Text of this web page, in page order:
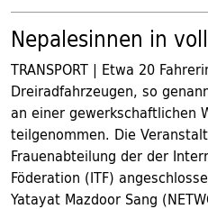
Nepalesinnen in
TRANSPORT | Etwa 20
Dreiradfahrzeugen, so
an einer gewerkschaftlichen
teilgenommen. Die
Frauenabteilung der der
Föderation (ITF)
Yatayat Mazdoor Sang